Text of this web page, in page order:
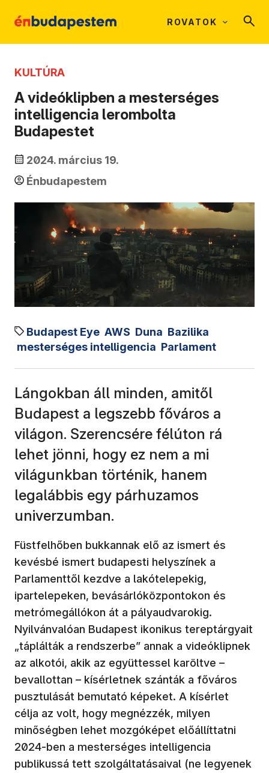
ROVATOK
KULTÚRA
A videóklipben a mesterséges
intelligencia lerombolta
Budapestet
2024. március 19.
Énbudapestem
Budapest Eye AWS Duna Bazilika
mesterséges intelligencia Parlament
Lángokban áll minden, amitől
Budapest a legszebb főváros a
világon. Szerencsére félúton rá
lehet jönni, hogy ez nem a mi
világunkban történik, hanem
legalábbis egy párhuzamos
univerzumban.
Füstfelhőben bukkannak elő az ismert és
kevésbé ismert budapesti helyszínek a
Parlamenttől kezdve a lakótelepekig,
ipartelepeken, bevásárlóközpontokon és
metrómegállókon át a pályaudvarokig.
Nyilvánvalóan Budapest ikonikus tereptárgyait
„táplálták a rendszerbe” annak a videóklipnek
az alkotói, akik az együttessel karöltve –
bevallottan – kísérletnek szánták a főváros
pusztulását bemutató képeket. A kísérlet
célja az volt, hogy megnézzék, milyen
minőségben lehet mozgóképet előállíttatni
2024-ben a mesterséges intelligencia
publikussá tett szolgáltatásaival (ne legyenek